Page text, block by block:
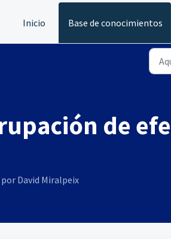
Inicio Base de conocimientos
de
por David Miralpeix